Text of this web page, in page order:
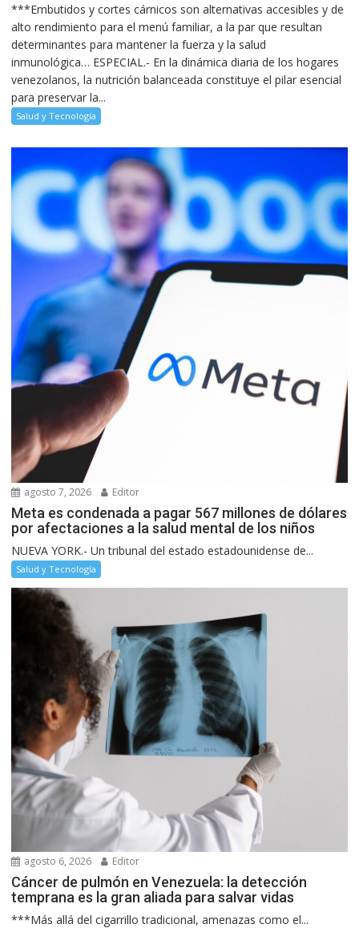
***Embutidos y cortes cárnicos son alternativas accesibles y de
alto rendimiento para el menú familiar, a la par que resultan
determinantes para mantener la fuerza y la salud
inmunológica… ESPECIAL.- En la dinámica diaria de los hogares
venezolanos, la nutrición balanceada constituye el pilar esencial
para preservar la...
Salud y Tecnología
agosto 7, 2026 Editor
Meta es condenada a pagar 567 millones de dólares
por afectaciones a la salud mental de los niños
NUEVA YORK.- Un tribunal del estado estadounidense de...
Salud y Tecnología
agosto 6, 2026 Editor
Cáncer de pulmón en Venezuela: la detección
temprana es la gran aliada para salvar vidas
***Más allá del cigarrillo tradicional, amenazas como el...